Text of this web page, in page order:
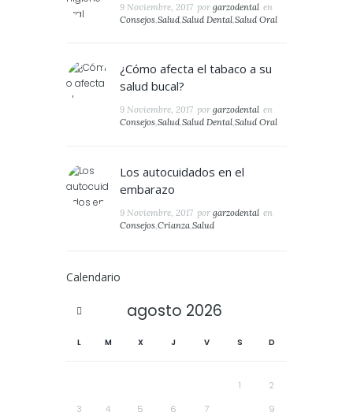
9 Noviembre, 2017 por garzodental en
Consejos, Salud, Salud Dental, Salud Oral
¿Cómo afecta el tabaco a su
salud bucal?
9 Noviembre, 2017 por garzodental en
Consejos,Salud,Salud Dental,Salud Oral
Los autocuidados en el
embarazo
9 Noviembre, 2017 por garzodental en
Consejos,Crianza,Salud
Calendario
agosto 2026
L M X J V S D
1
2
3
4 5 6 7 9